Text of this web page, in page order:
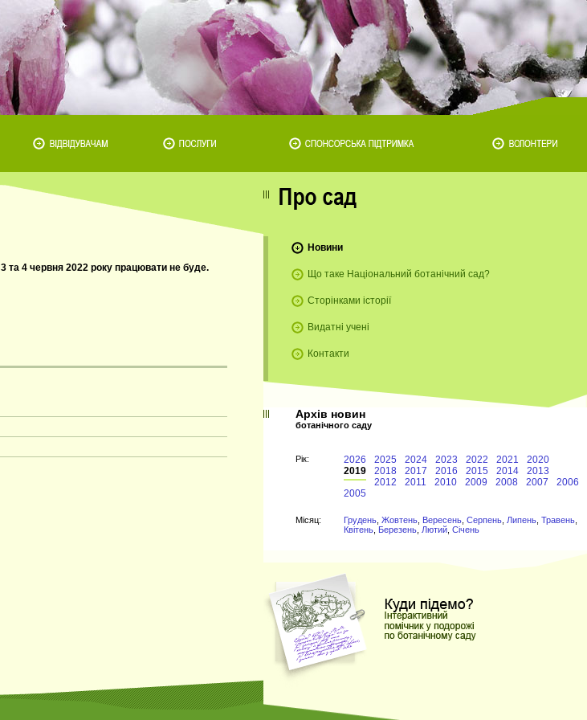
3 та 4 червня 2022 року працювати не буде.
Новини
Що таке Національний ботанічний сад?
Сторінками історії
Видатні учені
Контакти
Архів новин
ботанічного саду
Рiк: 2026 2025 2024 2023 2022 2021
2020
2019
2018 2017 2016 2015 2014
2013
2012
2011 2010 2009 2008 2007
2006
2005
Мiсяц: Грудень Жовтень Вересень Серпень Липень Травень
Квітень Березень Лютий Січень